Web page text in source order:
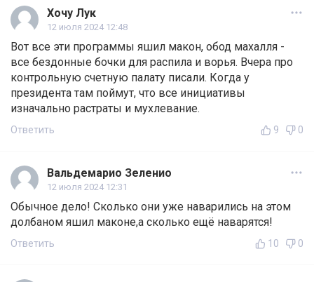
Хочу Лук
12 июля 2024 12:48
Вот все эти программы яшил макон, обод махалля -
все бездонные бочки для распила и ворья. Вчера про
контрольную счетную палату писали. Когда у
президента там поймут, что все инициативы
изначально растраты и мухлевание.
Ответить 9 0
Вальдемарио Зеленио
12 июля 2024 12:31
Обычное дело! Сколько они уже наварились на этом
долбаном яшил маконе,а сколько ещё наварятся!
Ответить 10 0